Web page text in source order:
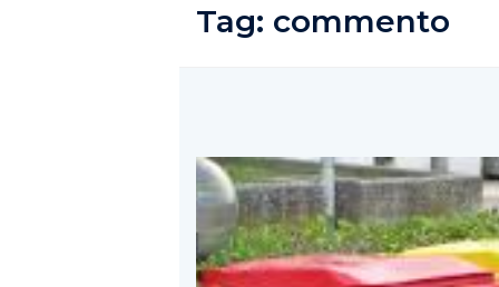
Tag: commento